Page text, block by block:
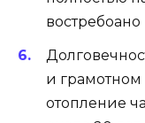
и
отопление